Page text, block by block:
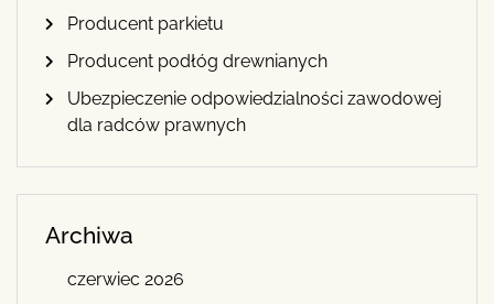
Producent parkietu
Producent podłóg drewnianych
Ubezpieczenie odpowiedzialności zawodowej
dla radców prawnych
Archiwa
czerwiec 2026